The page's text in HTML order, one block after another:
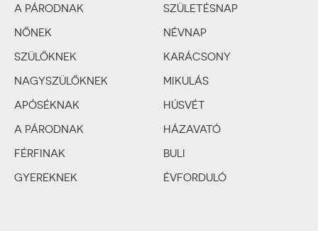
A PÁRODNAK
NŐNEK
SZÜLŐKNEK
NAGYSZÜLŐKNEK
APÓSÉKNAK
A PÁRODNAK
FÉRFINAK
GYEREKNEK
SZERINT
SZÜLETÉSNAP
NÉVNAP
KARÁCSONY
MIKULÁS
HÚSVÉT
HÁZAVATÓ
BULI
ÉVFORDULÓ